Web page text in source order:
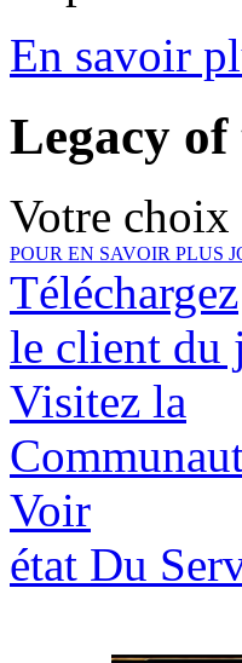
En savoir
Legacy
Votre choix
POUR EN SAVOIR PLUS
Téléchargez
le client du
Visitez la
Voir
état Du